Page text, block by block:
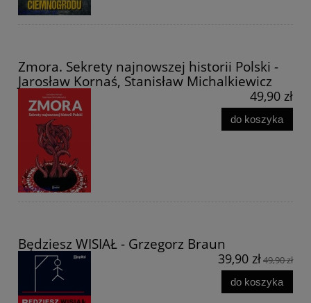
Zmora. Sekrety najnowszej historii Polski -
Jarosław Kornaś, Stanisław Michalkiewicz
49,90 zł
do koszyka
Będziesz WISIAŁ - Grzegorz Braun
39,90 zł49,90 zł
do koszyka